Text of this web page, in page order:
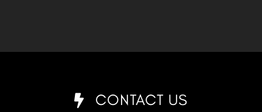
CONTACT US